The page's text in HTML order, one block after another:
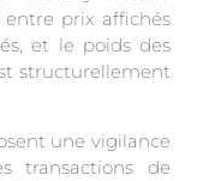
entre prix affichés
et le poids des
structurellement
une vigilance
transactions de